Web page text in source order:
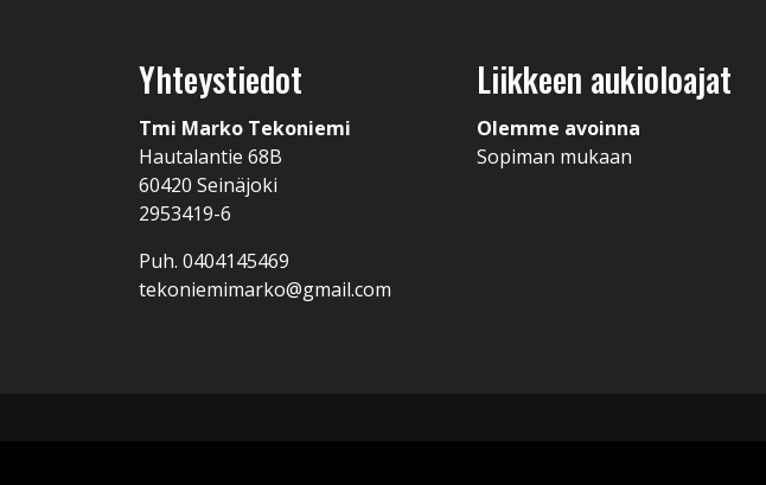
Yhteystiedot
Tmi Marko Tekoniemi
Hautalantie 68B
60420 Seinäjoki
2953419-6
Puh. 0404145469
tekoniemimarko@gmail.com
Liikkeen aukioloajat
Olemme avoinna
Sopiman mukaan